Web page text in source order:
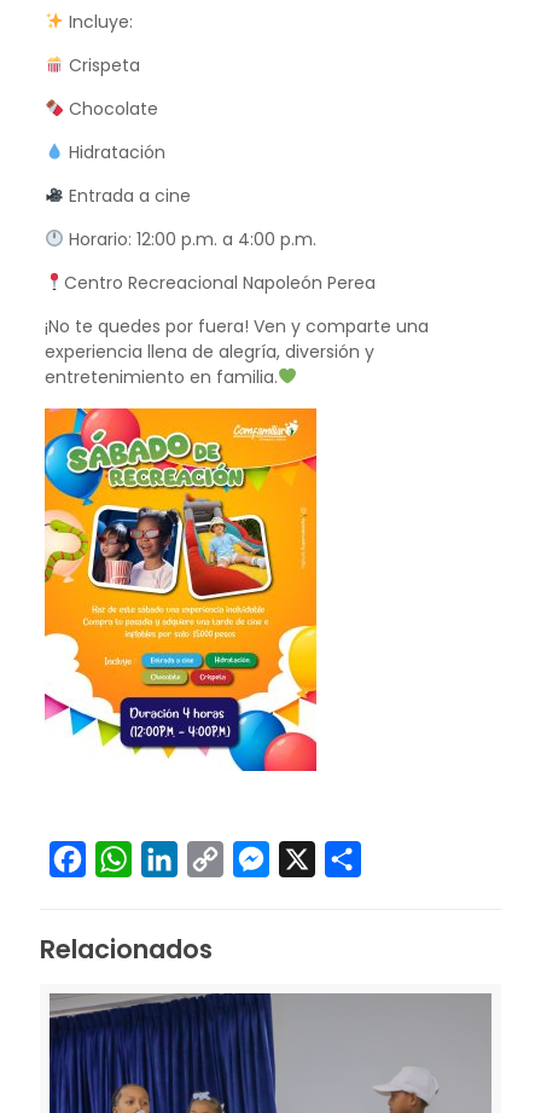
Incluye:
Crispeta
Chocolate
Hidratación
Entrada a cine
Horario: 12:00 p.m. a 4:00 p.m.
Centro Recreacional Napoleón Perea
¡No te quedes por fuera! Ven y comparte una
experiencia llena de alegría, diversión y
entretenimiento en familia.
FacebookWhatsAppLinkedIn
Copy
Messenger
Relacionados